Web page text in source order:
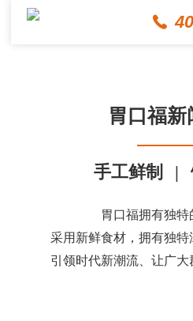
胃口福新
手工鲜制 |
胃口福拥有独
采用新鲜食材，拥有独
引领时代新潮流、让广